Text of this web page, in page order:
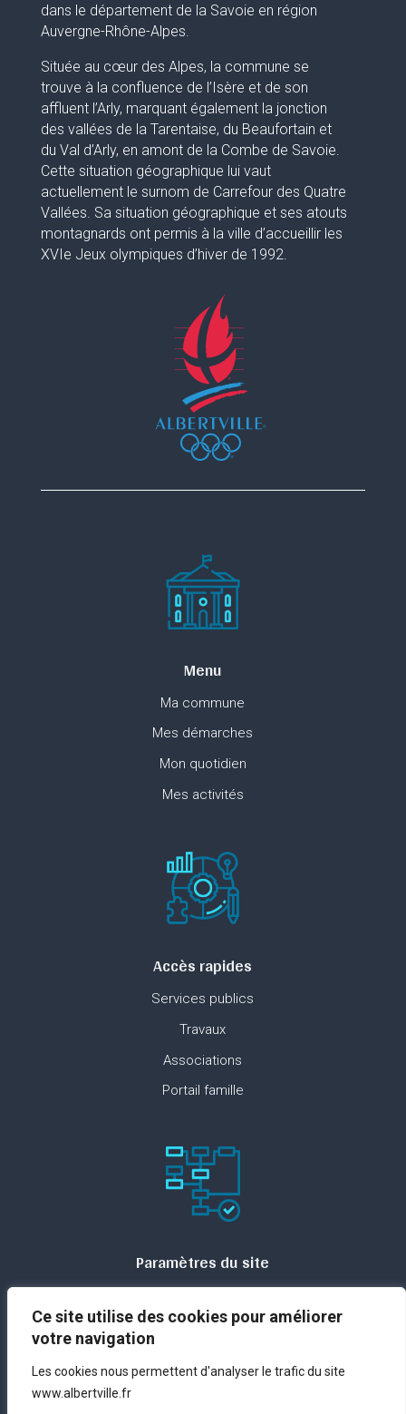
Ce site utilise des cookies pour améliorer
votre navigation
Les cookies nous permettent d'analyser le trafic du site
www.albertville.fr
dans le département de la Savoie en région
Auvergne-Rhône-Alpes.
Située au cœur des Alpes, la commune se
trouve à la confluence de l’Isère et de son
affluent l’Arly, marquant également la jonction
des vallées de la Tarentaise, du Beaufortain et
du Val d’Arly, en amont de la Combe de Savoie.
Cette situation géographique lui vaut
actuellement le surnom de Carrefour des Quatre
Vallées. Sa situation géographique et ses atouts
montagnards ont permis à la ville d’accueillir les
XVIe Jeux olympiques d’hiver de 1992.
Menu
Ma commune
Mes démarches
Mon quotidien
Mes activités
Accès rapides
Services publics
Travaux
Associations
Portail famille
Paramètres du site
Contact